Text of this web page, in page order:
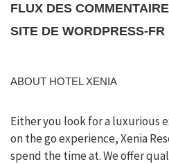
FLUX DES
SITE DE WORDPRESS-FR
ABOUT HOTEL XENIA
Either you look for a luxurious
on the go experience, Xenia
spend the time at. We offer